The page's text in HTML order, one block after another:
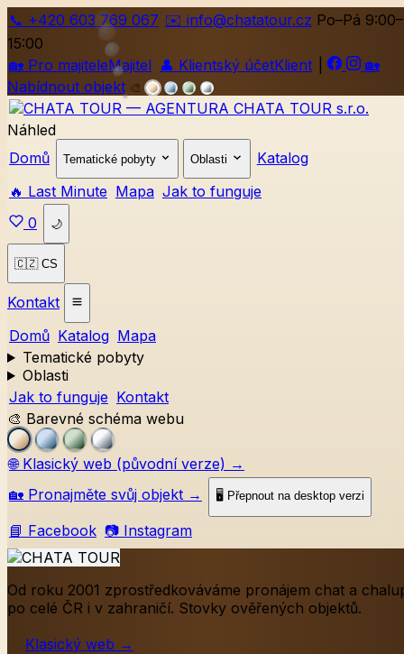
📞 +420 603 769 067 ✉️ info@chatatour.cz Po–Pá 9:00–
15:00
🏡 Pro majiteleMajitel 👤 Klientský účetKlient
🏡
Nabídnout objekt 🎨
Náhled
Domů
Tematické pobyty Oblasti
Katalog
🔥 Last Minute Mapa Jak to funguje
0
🌙
🇨🇿 CS
Kontakt
Domů Katalog Mapa
Tematické pobyty
Oblasti
Jak to funguje Kontakt
🎨 Barevné schéma webu
🌐 Klasický web (původní verze) →
🏡 Pronajměte svůj objekt → 🖥️ Přepnout na desktop verzi
📘 Facebook 📷 Instagram
Od roku 2001 zprostředkováváme pronájem chat a
po celé ČR i v zahraničí. Stovky ověřených objektů.
Klasický web →